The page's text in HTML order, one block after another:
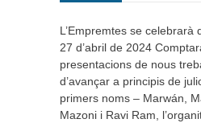
L’Empremtes se celebrarà
27 d’abril de 2024
presentacions de nous
d’avançar a principis de
primers noms – Marwán,
Mazoni i Ravi Ram,